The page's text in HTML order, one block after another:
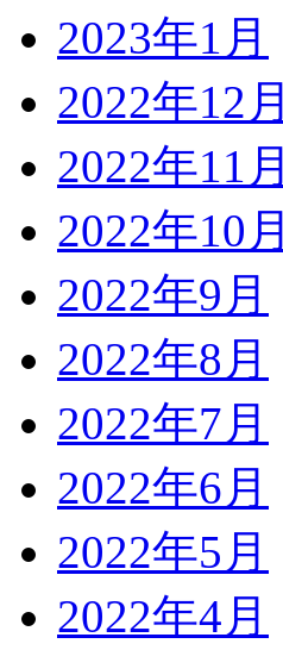
2023年1月
2022年12月
2022年11月
2022年10月
2022年9月
2022年8月
2022年7月
2022年6月
2022年5月
2022年4月